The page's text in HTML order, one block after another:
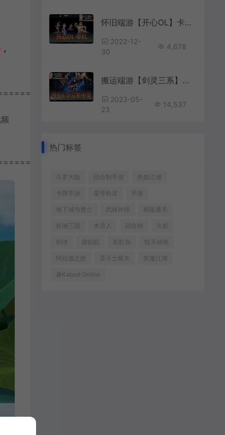
怀旧端游【开心OL】卡通风格Q萌免虚拟机一键启动视频安装教程后台修改金钱教程
2022-12-
30
4,678
搬运端游【剑灵三系】可乐更新6.1中变单机版虚拟机一键端GM工具亲测视频安装教程
2023-05-
23
14,537
热门标签
斗罗大陆 回合制手游 热血江湖
卡牌手游 星穹铁道 手游
地下城与勇士 武林外传 横版通关
权倾三国 木语人 回合制 火影
剑侠 虚拟机 彩虹岛 惊天动地
阿拉德之怒 圣斗士星矢 笑傲江湖
暴Kabod Online